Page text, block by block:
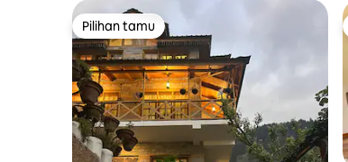
Pilihan tamu
Pilihan tamu